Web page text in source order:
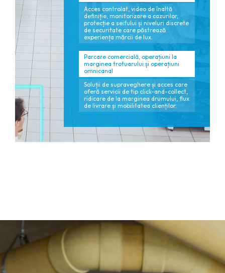
Acces controlat, video de înaltă
definiție, monitorizare a cazurilor,
protecție a seifului și niveluri discrete
de securitate care păstrează
experiența mărcii de lux.
Parcare comercială, operațiuni la
marginea trotuarului și operațiuni
omnicanal
Soluții de supraveghere și acces care
oferă servicii de tip click-and-collect,
ridicare de la marginea drumului, flux
de livrare și mobilitatea clienților.